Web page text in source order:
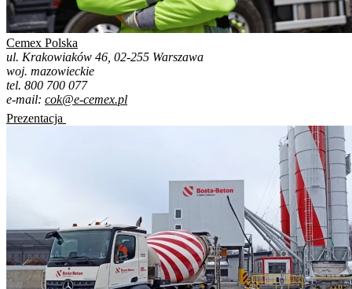
Cemex Polska
ul. Krakowiaków 46, 02-255 Warszawa
woj. mazowieckie
tel. 800 700 077
e-mail: cok@e-cemex.pl
Prezentacja